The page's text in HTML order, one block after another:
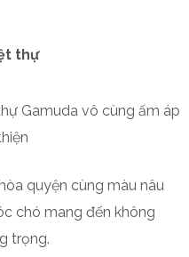
thự
Gamuda vô cùng ấm áp
quyện cùng màu nâu
chó mang đến không
trọng.